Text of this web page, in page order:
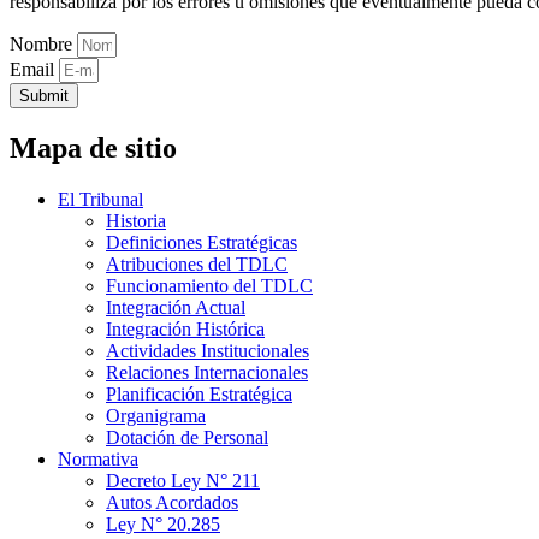
Nombre
Email
Submit
Mapa de sitio
El Tribunal
Historia
Definiciones Estratégicas
Atribuciones del TDLC
Funcionamiento del TDLC
Integración Actual
Integración Histórica
Actividades Institucionales
Relaciones Internacionales
Planificación Estratégica
Organigrama
Dotación de Personal
Normativa
Decreto Ley N° 211
Autos Acordados
Ley N° 20.285